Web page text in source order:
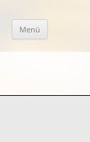
Menü